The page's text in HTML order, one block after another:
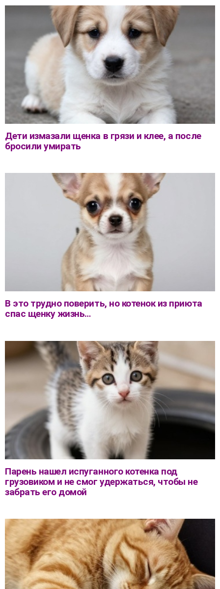
Дети измазали щенка в грязи и клее, а после
бросили умирать
В это трудно поверить, но котенок из приюта
спас щенку жизнь…
Парень нашел испуганного котенка под
грузовиком и не смог удержаться, чтобы не
забрать его домой